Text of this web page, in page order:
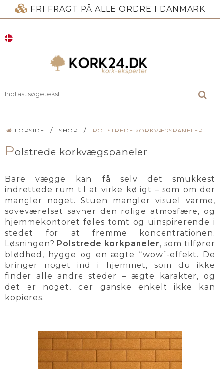
FRI FRAGT PÅ ALLE ORDRE I DANMARK
FORSIDE / SHOP / POLSTREDE KORKVÆGSPANELER
Polstrede korkvægspaneler
Bare vægge kan få selv det smukkest
indrettede rum til at virke køligt – som om der
mangler noget. Stuen mangler visuel varme,
soveværelset savner den rolige atmosfære, og
hjemmekontoret føles tomt og uinspirerende i
stedet for at fremme koncentrationen.
Løsningen? Polstrede korkpaneler, som tilfører
blødhed, hygge og en ægte “wow”-effekt. De
bringer noget ind i hjemmet, som du ikke
finder alle andre steder – ægte karakter, og
det er noget, der ganske enkelt ikke kan
kopieres.